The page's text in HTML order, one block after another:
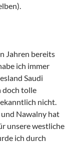
Jahren bereits
ich immer
Saudi
doch tolle
nicht.
und Nawalny hat
unsere westliche
ich durch